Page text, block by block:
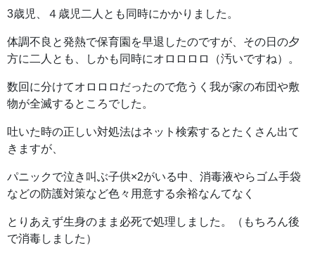
3歳児、４歳児二人とも同時にかかりました。
体調不良と発熱で保育園を早退したのですが、その日の夕
方に二人とも、しかも同時にオロロロロ（汚いですね）。
数回に分けてオロロロだったので危うく我が家の布団や敷
物が全滅するところでした。
吐いた時の正しい対処法はネット検索するとたくさん出て
きますが、
パニックで泣き叫ぶ子供×2がいる中、消毒液やらゴム手袋
などの防護対策など色々用意する余裕なんてなく
とりあえず生身のまま必死で処理しました。（もちろん後
で消毒しました）